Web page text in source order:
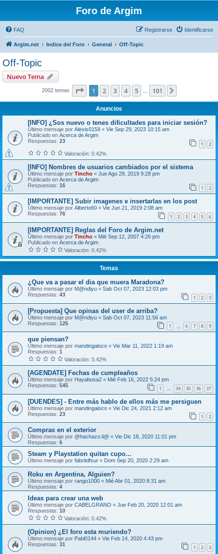
Foro de Argim
FAQ Identificarse
Registrarse
Argim.net Indice del Foro General Off-Topic
Off-Topic
Nuevo Tema
2002 temas Página de 101
1 2 3 4 5 101
Anuncios
[INFO] ¿Sos nuevo o tenes dificultades para iniciar sesión?
Último mensaje por Alexis0159 « Vie Sep 29, 2023 10:15 am
Publicado en Acerca de Argim
Respuestas: 23 1 2
Valoración: 0.42%
[INFO] Nombres de usuarios cambiados por el sistema
Último mensaje por Tincho « Jue Ago 29, 2019 9:28 pm
Publicado en Acerca de Argim
Respuestas: 16 1 2
[IMPORTANTE] Subir imagenes e insertarlas en los post
Último mensaje por Alberto60 « Vie Jun 21, 2019 2:08 am
Respuestas: 76 1 2 3 4 5 6
[IMPORTANTE] Reglas del Foro de Argim.net
Último mensaje por Tincho « Mié Sep 12, 2007 4:26 pm
Publicado en Acerca de Argim
Valoración: 0.42%
Temas
¿Que va a pasar el dia que muera Maradona?
Último mensaje por M@ndiyu « Sab Oct 07, 2023 12:03 pm
Respuestas: 43 1 2 3
[Propuesta] Que opinas del user de arriba?
Último mensaje por M@ndiyu « Sab Oct 07, 2023 11:56 am
Respuestas: 125 1 6 7 8 9
que piensan?
Último mensaje por mandingaloco « Vie Mar 11, 2022 1:19 am
Respuestas: 1
Valoración: 0.42%
[AGENDATE] Fechas de cumpleaños
Último mensaje por Hayabusa2 « Mié Feb 16, 2022 5:24 pm
Respuestas: 545 1 … 34 35 36 37
[DUENDES] - Entre más hablo de ellos más me persiguen
Último mensaje por mandingaloco « Vie Dic 24, 2021 2:12 am
Respuestas: 23 1 2
Compras en el exterior
Último mensaje por @hachazo.li@ « Vie Dic 18, 2020 11:01 pm
Respuestas: 6
Steam y Playstation quitan cupo...
Último mensaje por fabritdfsur « Dom Sep 20, 2020 2:29 am
Roku en Argentina, Alguien?
Último mensaje por rango1000 « Mié Abr 01, 2020 8:31 am
Respuestas: 4
Ideas para crear una web
Último mensaje por CABELGRANO « Jue Feb 20, 2020 12:01 am
Respuestas: 10
Valoración: 0.42%
(Opinion) ¿El foro esta muriendo?
Último mensaje por Pabl0144 « Vie Feb 14, 2020 4:43 pm
Respuestas: 31 1 2 3